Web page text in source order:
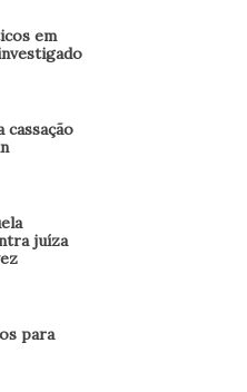
em
cassação
juíza
para